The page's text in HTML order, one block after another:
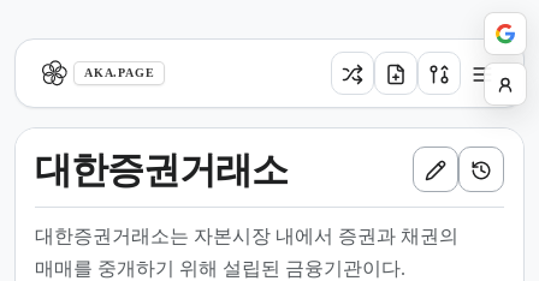
AKA.PAGE
대한증권거래소
대한증권거래소는 자본시장 내에서 증권과 채권의
매매를 중개하기 위해 설립된 금융기관이다.